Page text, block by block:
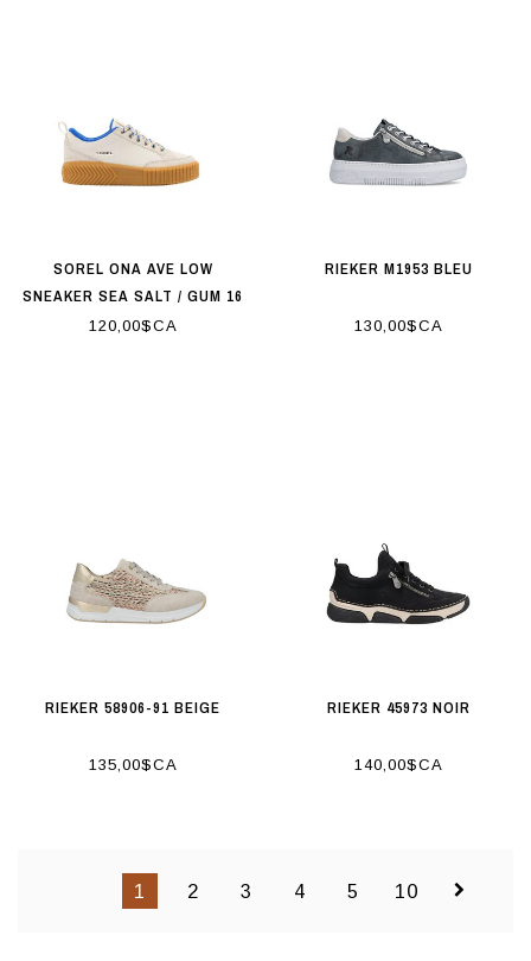
SOREL ONA AVE LOW
SNEAKER SEA SALT / GUM 16
120,00$CA
RIEKER M1953 BLEU
130,00$CA
RIEKER 58906-91 BEIGE
135,00$CA
RIEKER 45973 NOIR
140,00$CA
1 2 3 4 5 10